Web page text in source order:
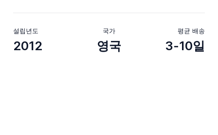
설립년도
2012
국가
영국
평균 배송
3-10일